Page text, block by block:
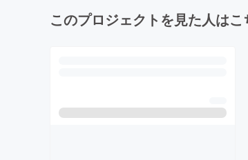
このプロジェクトを見た人は